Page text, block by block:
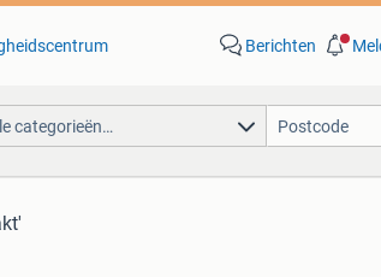
Berichten
categorieën…